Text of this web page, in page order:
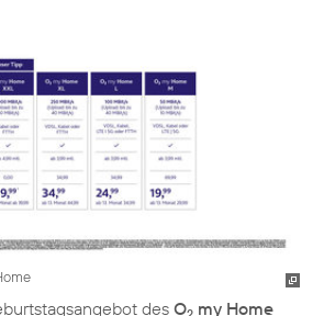
desO my Home